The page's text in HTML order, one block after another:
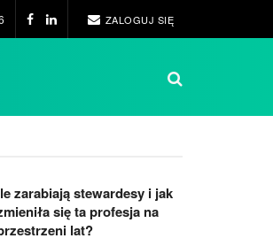
ZALOGUJ SIĘ
zarabiają stewardesy i jak
się ta profesja na
lat?